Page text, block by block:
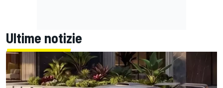
Ultime notizie